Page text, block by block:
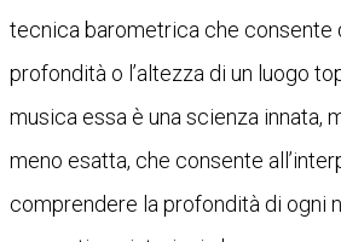
tecnica barometrica che consente
profondità o l’altezza di un luogo
musica essa è una scienza innata,
meno esatta, che consente
comprendere la profondità di ogni